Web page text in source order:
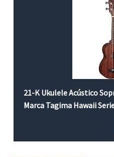
21-K Ukulele Acústico
Marca Tagima Hawaii